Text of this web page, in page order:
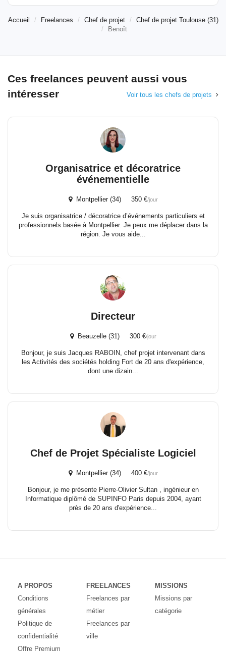
Accueil Freelances Chef de projet
Chef de projet Toulouse (31)
Benoît
Ces freelances peuvent aussi vous
intéresser
Voir tous les chefs de projets
Organisatrice et décoratrice
événementielle
Montpellier (34) 350 €/jour
Je suis organisatrice / décoratrice d’événements particuliers et
professionnels basée à Montpellier. Je peux me déplacer dans la
région. Je vous aide...
Directeur
Beauzelle (31) 300 €/jour
Bonjour, je suis Jacques RABOIN, chef projet intervenant dans
les Activités des sociétés holding Fort de 20 ans d'expérience,
dont une dizain...
Chef de Projet Spécialiste Logiciel
Montpellier (34) 400 €/jour
Bonjour, je me présente Pierre-Olivier Sultan , ingénieur en
Informatique diplômé de SUPINFO Paris depuis 2004, ayant
près de 20 ans d'expérience...
A PROPOS
Conditions
générales
Politique de
confidentialité
Offre Premium
FREELANCES
Freelances par
métier
Freelances par
ville
MISSIONS
Missions par
catégorie